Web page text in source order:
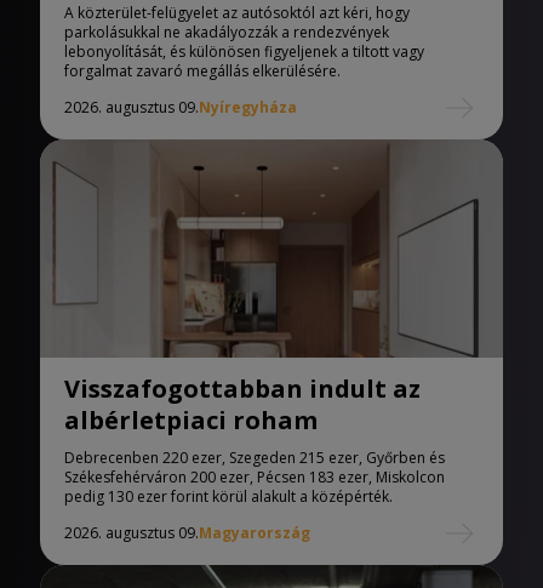
A közterület-felügyelet az autósoktól azt kéri, hogy
parkolásukkal ne akadályozzák a rendezvények
lebonyolítását, és különösen figyeljenek a tiltott vagy
forgalmat zavaró megállás elkerülésére.
2026. augusztus 09.Nyíregyháza
Visszafogottabban indult az
albérletpiaci roham
Debrecenben 220 ezer, Szegeden 215 ezer, Győrben és
Székesfehérváron 200 ezer, Pécsen 183 ezer, Miskolcon
pedig 130 ezer forint körül alakult a középérték.
2026. augusztus 09.Magyarország